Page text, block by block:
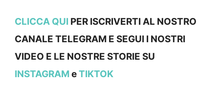
CLICCA QUI PER ISCRIVERTI AL NOSTRO
CANALE TELEGRAM E SEGUI I NOSTRI
VIDEO E LE NOSTRE STORIE SU
INSTAGRAMeTIKTOK